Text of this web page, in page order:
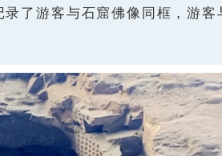
了游客与石窟佛像同框，游客